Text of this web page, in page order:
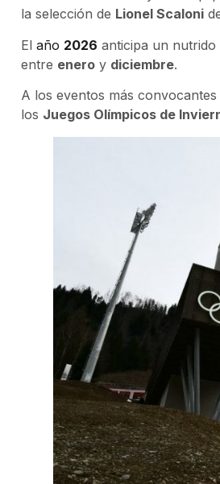
la selección de Lionel Scaloni
El año 2026 anticipa un nutrido
entre enero y diciembre.
A los eventos más
los Juegos Olímpicos de